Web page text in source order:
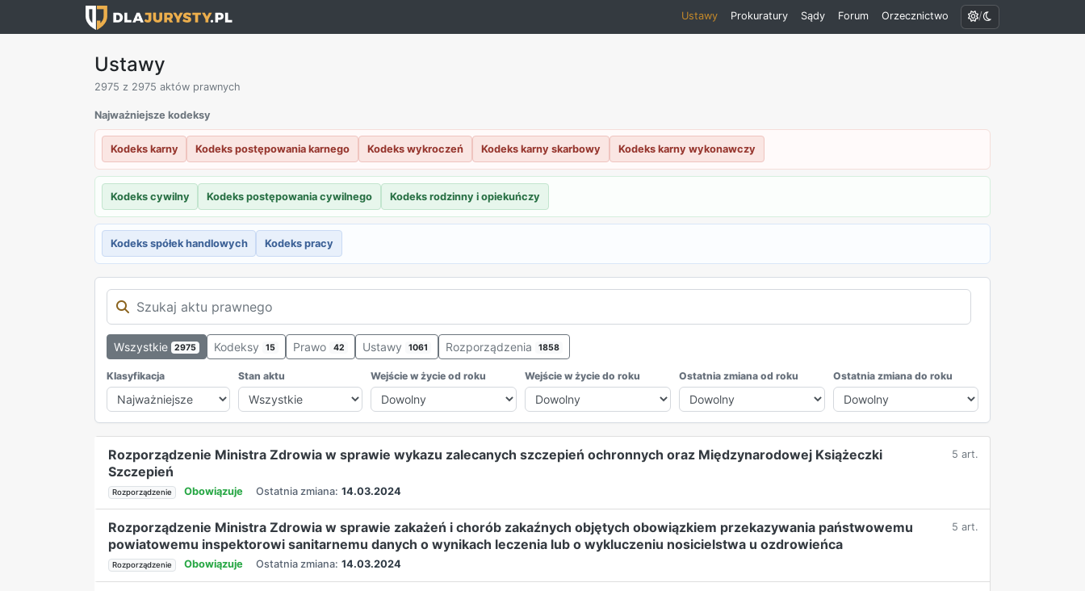
Ustawy Prokuratury Sądy Forum Orzecznictwo /
Ustawy
2975 z 2975 aktów prawnych
Najważniejsze kodeksy
Kodeks karny Kodeks postępowania karnego Kodeks wykroczeń Kodeks karny skarbowy Kodeks karny wykonawczy
Kodeks cywilny Kodeks postępowania cywilnego Kodeks rodzinny i opiekuńczy
Kodeks spółek handlowych Kodeks pracy
Wszystkie 2975 Kodeksy 15 Prawo 42 Ustawy 1061 Rozporządzenia 1858
Klasyfikacja Stan aktu Wejście w życie od roku Wejście w życie do roku Ostatnia zmiana od roku Ostatnia zmiana do roku
REKLAMA
Rozporządzenie Ministra Zdrowia w sprawie wykazu zalecanych szczepień ochronnych oraz Międzynarodowej Książeczki
Szczepień
5 art.
Rozporządzenie Obowiązuje Ostatnia zmiana: 14.03.2024
Rozporządzenie Ministra Zdrowia w sprawie zakażeń i chorób zakaźnych objętych obowiązkiem przekazywania państwowemu
powiatowemu inspektorowi sanitarnemu danych o wynikach leczenia lub o wykluczeniu nosicielstwa u ozdrowieńca
5 art.
Rozporządzenie Obowiązuje Ostatnia zmiana: 14.03.2024